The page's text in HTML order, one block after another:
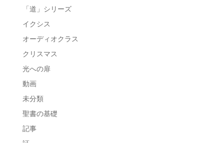
「道」シリーズ
イクシス
オーディオクラス
クリスマス
光への扉
動画
未分類
聖書の基礎
記事